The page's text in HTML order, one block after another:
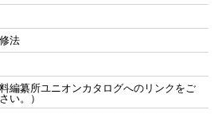
法
料編纂所ユニオンカタログへのリンクをご
い。）